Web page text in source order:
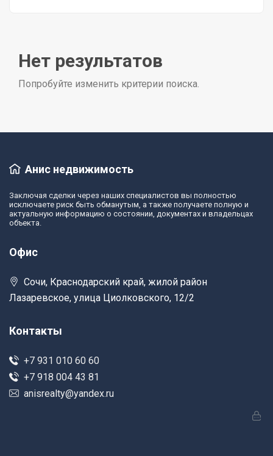
Нет результатов
Попробуйте изменить критерии поиска.
Анис недвижимость
Заключая сделки через наших специалистов вы полностью
исключаете риск быть обманутым, а также получаете полную и
актуальную информацию о состоянии, документах и владельцах
объекта.
Офис
Сочи, Краснодарский край, жилой район
Лазаревское, улица Циолковского, 12/2
Контакты
+7 931 010 60 60
+7 918 004 43 81
anisrealty@yandex.ru